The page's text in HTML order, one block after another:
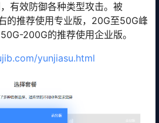
有效防御各种类型攻击。被
的推荐使用专业版，20G至50G峰
200G的推荐使用企业版。
yunjiasu.html